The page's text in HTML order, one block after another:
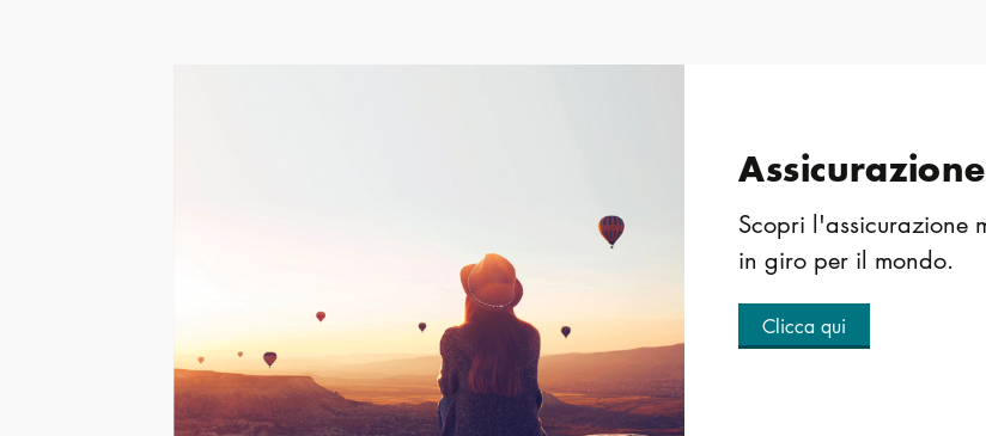
Scopri l'assicurazione
in giro per il mondo.
Clicca qui